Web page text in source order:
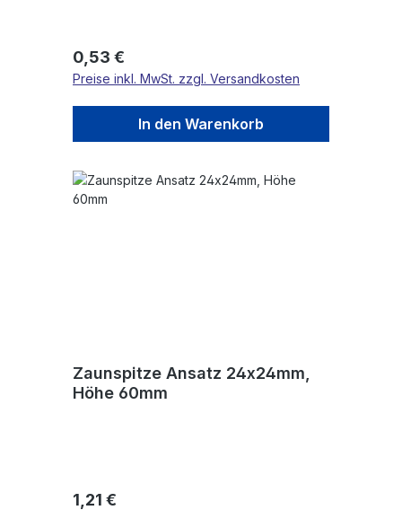
Regulärer Preis:
0,53 €
Preise inkl. MwSt. zzgl. Versandkosten
In den Warenkorb
Zaunspitze Ansatz 24x24mm,
Höhe 60mm
Regulärer Preis:
1,21 €